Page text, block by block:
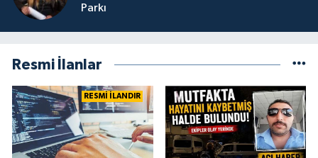
Parkı
Resmi İlanlar
RESMİ İLANDIR